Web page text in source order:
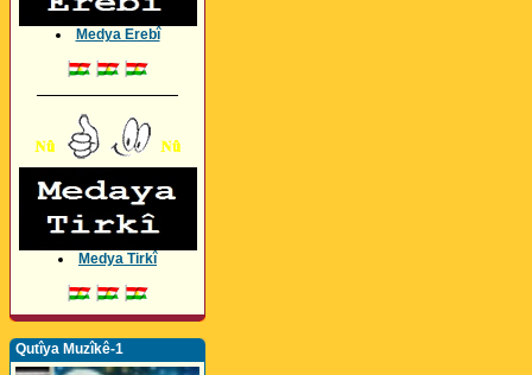
Medya Erebî
Medya Tirkî
Qutîya Muzîkê-1